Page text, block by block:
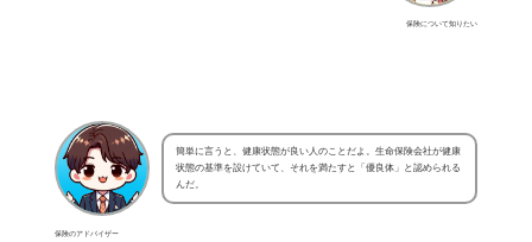
保険について知りたい
保険のアドバイザー
簡単に言うと、健康状態が良い人のことだよ。生命保険会社が健康
状態の基準を設けていて、それを満たすと「優良体」と認められる
んだ。